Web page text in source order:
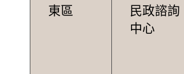
東區
民政諮詢
中心